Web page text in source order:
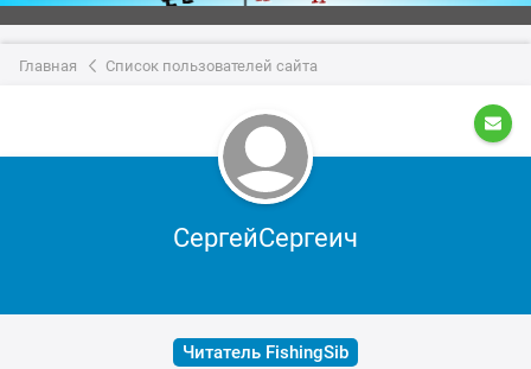
Главная Список пользователей сайта
СергейСергеич
Читатель FishingSib